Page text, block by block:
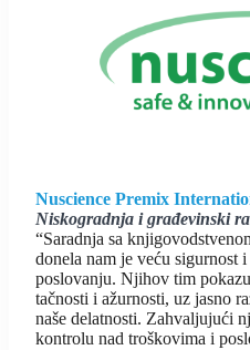
Nuscience Premix
Niskogradnja i građevinski
“Saradnja sa
donela nam je veću sigurnost
poslovanju. Njihov tim
tačnosti i ažurnosti, uz jasno
naše delatnosti. Zahvaljujući
kontrolu nad troškovima i